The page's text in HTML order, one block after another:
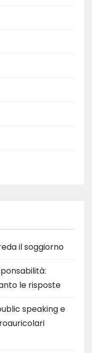
il soggiorno
le risposte
speaking e